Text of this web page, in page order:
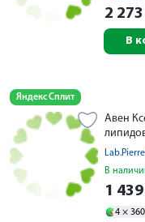
2 273
В
Яндекс Сплит
Авен
В
1 439
4 × 360